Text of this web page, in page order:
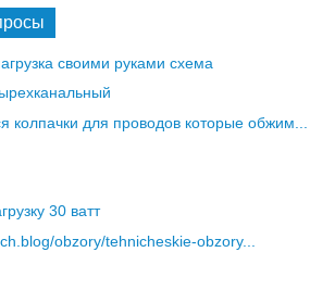
своими руками схема
колпачки для проводов которые обжим...
30 ватт
obzory/tehnicheskie-obzory...